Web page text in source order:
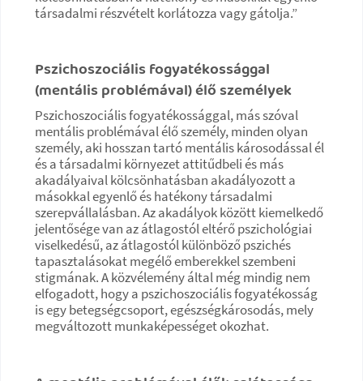
társadalmi részvételt korlátozza vagy gátolja.”
Pszichoszociális fogyatékossággal
(mentális problémával) élő személyek
Pszichoszociális fogyatékossággal, más szóval
mentális problémával élő személy, minden olyan
személy, aki hosszan tartó mentális károsodással él
és a társadalmi környezet attitűdbeli és más
akadályaival kölcsönhatásban akadályozott a
másokkal egyenlő és hatékony társadalmi
szerepvállalásban. Az akadályok között kiemelkedő
jelentősége van az átlagostól eltérő pszichológiai
viselkedésű, az átlagostól különböző pszichés
tapasztalásokat megélő emberekkel szembeni
stigmának. A közvélemény által még mindig nem
elfogadott, hogy a pszichoszociális fogyatékosság
is egy betegségcsoport, egészségkárosodás, mely
megváltozott munkaképességet okozhat.